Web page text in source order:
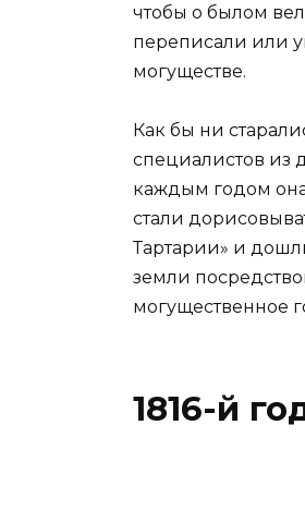
чтобы о былом
переписали или
могуществе.
Как бы ни
специалистов из
каждым годом
стали
Тартарии» и
земли
могущественное
1816-й